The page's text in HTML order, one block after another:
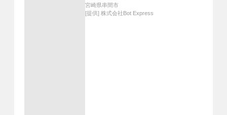
宮崎県串間市
[提供] 株式会社Bot Express